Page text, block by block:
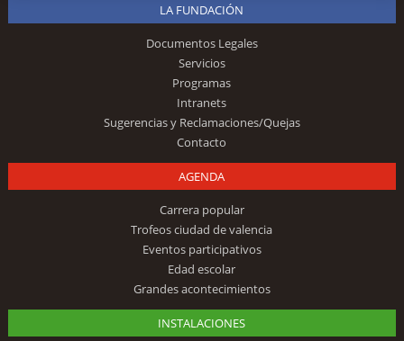
LA FUNDACIÓN
Documentos Legales
Servicios
Programas
Intranets
Sugerencias y Reclamaciones/Quejas
Contacto
AGENDA
Carrera popular
Trofeos ciudad de valencia
Eventos participativos
Edad escolar
Grandes acontecimientos
INSTALACIONES